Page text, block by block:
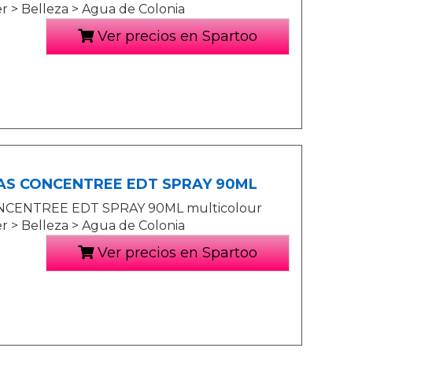
> Belleza > Agua de Colonia
Ver precios en Spartoo
CONCENTREE EDT SPRAY 90ML
EDT SPRAY 90ML multicolour
> Belleza > Agua de Colonia
Ver precios en Spartoo